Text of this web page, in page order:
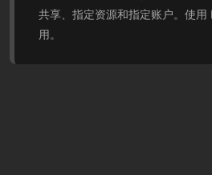
共享、指定资源和指定账户。使用
用。